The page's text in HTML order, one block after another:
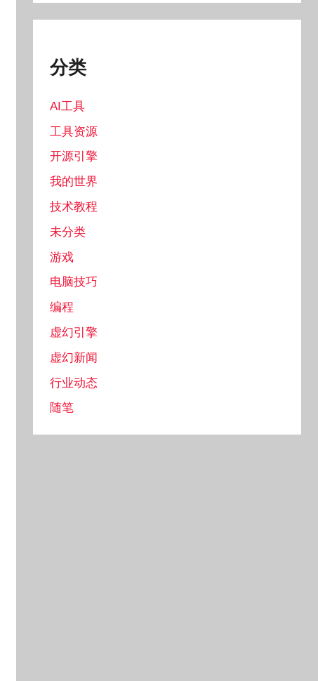
分类
AI工具
工具资源
开源引擎
我的世界
技术教程
未分类
游戏
电脑技巧
编程
虚幻引擎
虚幻新闻
行业动态
随笔